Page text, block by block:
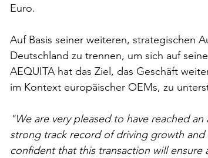
Euro.
Auf Basis seiner weiteren, strategischen
Deutschland zu trennen, um sich auf
AEQUITA hat das Ziel, das Geschäft
im Kontext europäischer OEMs, zu
"We are very pleased to have reached
strong track record of driving growth
confident that this transaction will